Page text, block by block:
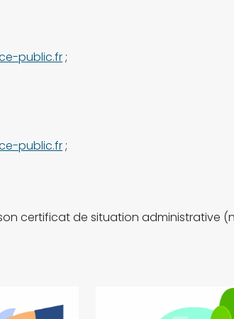
public.fr;
public.fr;
certificat de situation administrative